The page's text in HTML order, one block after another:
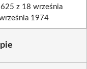
z 18 września
1974